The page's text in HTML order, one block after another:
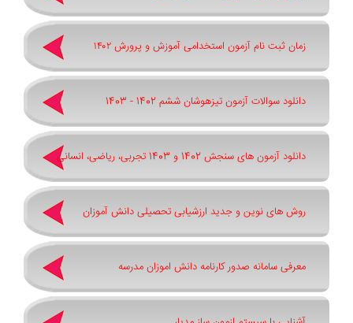
زمان ثبت نام آزمون استخدامی آموزش و پرورش ۱۴۰۲
دانلود سوالات آزمون تیزهوشان ششم 1402 - 1403
دانلود آزمون های سنجش 1402 و 1403 تجربی، ریاضی، انسانی
روش های نوین و جدید ارزشیابی تحصیلی دانش آموزان
معرفی سامانه صدور کارنامه دانش اموزان مدرسه